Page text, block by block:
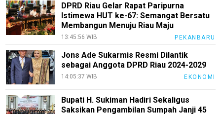
DPRD Riau Gelar Rapat Paripurna
Istimewa HUT ke-67: Semangat Bersatu
Membangun Menuju Riau Maju
13:45:56 WIB PEKANBARU
Jons Ade Sukarmis Resmi Dilantik
sebagai Anggota DPRD Riau 2024-2029
14:05:37 WIB EKONOMI
Bupati H. Sukiman Hadiri Sekaligus
Saksikan Pengambilan Sumpah Janji 45